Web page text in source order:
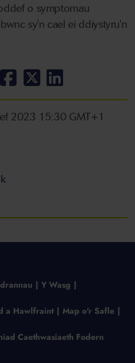
o symptomau
sy'n cael ei ddiystyru'n
2023 15:30 GMT+1
Y Wasg
a Hawlfraint Map o'r Safle
Caethwasiaeth Fodern